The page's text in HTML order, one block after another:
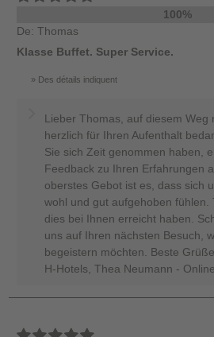
100%
De: Thomas
Klasse Buffet. Super Service.
Des détails indiquent
Lieber Thomas, auf diesem Weg
herzlich für Ihren Aufenthalt
Sie sich Zeit genommen haben,
Feedback zu Ihren Erfahrungen
oberstes Gebot ist es, dass sich
wohl und gut aufgehoben fühlen.
dies bei Ihnen erreicht haben.
uns auf Ihren nächsten Besuch,
begeistern möchten. Beste
H-Hotels, Thea Neumann -